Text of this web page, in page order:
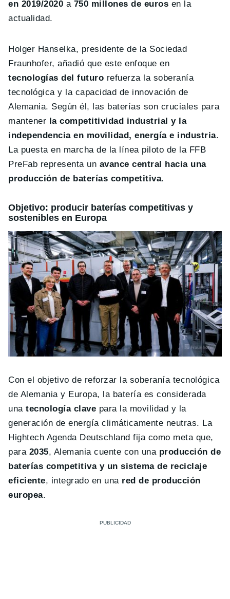
en 2019/2020 a 750 millones de euros en la
actualidad.
Holger Hanselka, presidente de la Sociedad
Fraunhofer, añadió que este enfoque en
tecnologías del futuro refuerza la soberanía
tecnológica y la capacidad de innovación de
Alemania. Según él, las baterías son cruciales para
mantener la competitividad industrial y la
independencia en movilidad, energía e industria.
La puesta en marcha de la línea piloto de la FFB
PreFab representa un avance central hacia una
producción de baterías competitiva.
Objetivo: producir baterías competitivas y
sostenibles en Europa
Con el objetivo de reforzar la soberanía tecnológica
de Alemania y Europa, la batería es considerada
unatecnología clave para la movilidad y la
generación de energía climáticamente neutras. La
Hightech Agenda Deutschland fija como meta que,
para 2035, Alemania cuente con una producción de
baterías competitiva y un sistema de reciclaje
eficiente, integrado en una red de producción
europea.